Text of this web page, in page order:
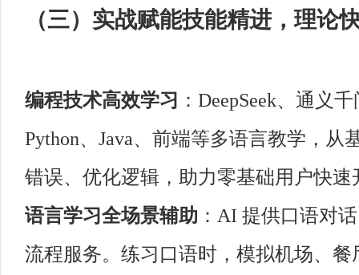
（三）实战赋能技能精进，理论
编程技术高效学习 ：DeepSeek、通义
Python、Java、前端等多语言教学，
错误、优化逻辑，助力零基础用户快速
语言学习全场景辅助 ：AI 提供口语对
流程服务。练习口语时，模拟机场、